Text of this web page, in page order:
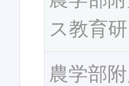
ス教育
農学部